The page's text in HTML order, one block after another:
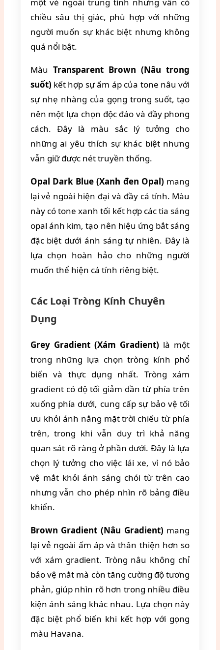
chiều sâu thị giác, phù hợp với những
người muốn sự khác biệt nhưng không
quá nổi bật.
Màu Transparent Brown (Nâu trong
suốt) kết hợp sự ấm áp của tone nâu với
sự nhẹ nhàng của gọng trong suốt, tạo
nên một lựa chọn độc đáo và đầy phong
cách. Đây là màu sắc lý tưởng cho
những ai yêu thích sự khác biệt nhưng
vẫn giữ được nét truyền thống.
Opal Dark Blue (Xanh đen Opal) mang
lại vẻ ngoài hiện đại và đầy cá tính. Màu
này có tone xanh tối kết hợp các tia sáng
opal ánh kim, tạo nên hiệu ứng bắt sáng
đặc biệt dưới ánh sáng tự nhiên. Đây là
lựa chọn hoàn hảo cho những người
muốn thể hiện cá tính riêng biệt.
Các Loại Tròng Kính Chuyên
Dụng
Grey Gradient (Xám Gradient) là một
trong những lựa chọn tròng kính phổ
biến và thực dụng nhất. Tròng xám
gradient có độ tối giảm dần từ phía trên
xuống phía dưới, cung cấp sự bảo vệ tối
ưu khỏi ánh nắng mặt trời chiếu từ phía
trên, trong khi vẫn duy trì khả năng
quan sát rõ ràng ở phần dưới. Đây là lựa
chọn lý tưởng cho việc lái xe, vì nó bảo
vệ mắt khỏi ánh sáng chói từ trên cao
nhưng vẫn cho phép nhìn rõ bảng điều
khiển.
Brown Gradient (Nâu Gradient) mang
lại vẻ ngoài ấm áp và thân thiện hơn so
với xám gradient. Tròng nâu không chỉ
bảo vệ mắt mà còn tăng cường độ tương
phản, giúp nhìn rõ hơn trong nhiều điều
kiện ánh sáng khác nhau. Lựa chọn này
đặc biệt phổ biến khi kết hợp với gọng
màu Havana.